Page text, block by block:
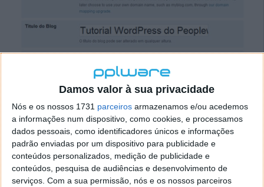
Damos valor à sua privacidade
Nós e os nossos 1731 parceiros armazenamos e/ou acedemos
a informações num dispositivo, como cookies, e processamos
dados pessoais, como identificadores únicos e informações
padrão enviadas por um dispositivo para publicidade e
conteúdos personalizados, medição de publicidade e
conteúdos, pesquisa de audiências e desenvolvimento de
serviços. Com a sua permissão, nós e os nossos parceiros
Após carregar emRegistar, será enviado um email
para o endereço que indicou no processo de registo,
que contém a chave de activação necessária para
confirmar a criação do seu blog.